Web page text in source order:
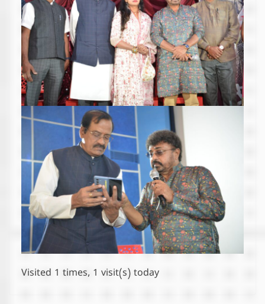
Visited 1 times, 1 visit(s) today